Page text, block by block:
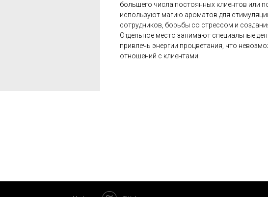
большего числа постоянных клиентов или
используют магию ароматов для
сотрудников, борьбы со стрессом и
Отдельное место занимают специальные
привлечь энергии процветания, что
отношений с клиентами.